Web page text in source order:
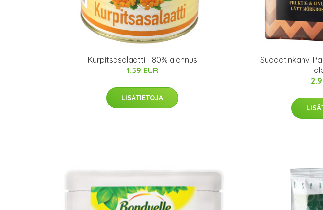
Kurpitsasalaatti - 80% alennus
1.59 EUR
LISÄTIETOJA
Suodatinkahvi